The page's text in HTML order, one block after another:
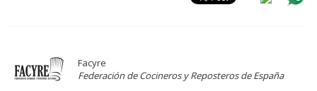
Facyre
Federación de Cocineros y Reposteros de España